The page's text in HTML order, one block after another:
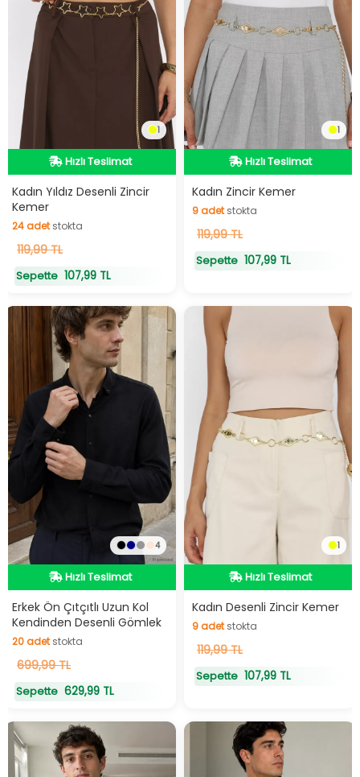
1
Hızlı Teslimat
Hızlı Teslimat
Kadın Yıldız Desenli Zincir
Kemer
24adetstokta
24adetstokta
119,99 TL
Sepette 107,99 TL
1
Hızlı Teslimat
Hızlı Teslimat
Kadın Zincir Kemer
9adetstokta
9adetstokta
119,99 TL
Sepette 107,99 TL
4
Hızlı Teslimat
Hızlı Teslimat
Erkek Ön Çıtçıtlı Uzun Kol
Kendinden Desenli Gömlek
20adetstokta
20adetstokta
699,99 TL
Sepette 629,99 TL
1
Hızlı Teslimat
Hızlı Teslimat
Kadın Desenli Zincir Kemer
9adetstokta
9adetstokta
119,99 TL
Sepette 107,99 TL